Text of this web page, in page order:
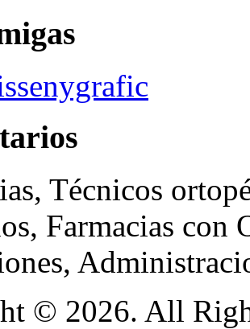
Técnicos
Farmacias con
© 2026. All